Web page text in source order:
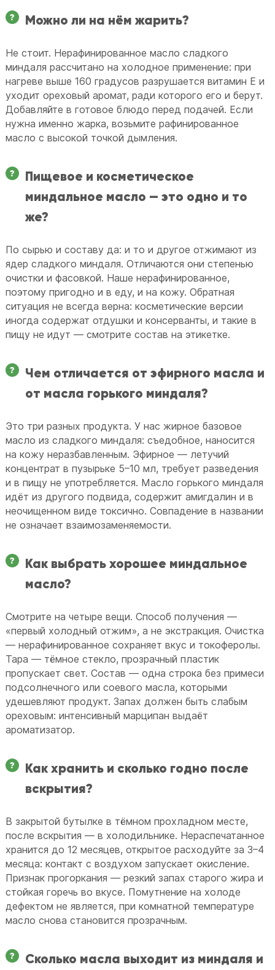
Можно ли на нём жарить?
Не стоит. Нерафинированное масло сладкого
миндаля рассчитано на холодное применение: при
нагреве выше 160 градусов разрушается витамин E и
уходит ореховый аромат, ради которого его и берут.
Добавляйте в готовое блюдо перед подачей. Если
нужна именно жарка, возьмите рафинированное
масло с высокой точкой дымления.
Пищевое и косметическое
миндальное масло — это одно и то
же?
По сырью и составу да: и то и другое отжимают из
ядер сладкого миндаля. Отличаются они степенью
очистки и фасовкой. Наше нерафинированное,
поэтому пригодно и в еду, и на кожу. Обратная
ситуация не всегда верна: косметические версии
иногда содержат отдушки и консерванты, и такие в
пищу не идут — смотрите состав на этикетке.
Чем отличается от эфирного масла и
от масла горького миндаля?
Это три разных продукта. У нас жирное базовое
масло из сладкого миндаля: съедобное, наносится
на кожу неразбавленным. Эфирное — летучий
концентрат в пузырьке 5–10 мл, требует разведения
и в пищу не употребляется. Масло горького миндаля
идёт из другого подвида, содержит амигдалин и в
неочищенном виде токсично. Совпадение в названии
не означает взаимозаменяемости.
Как выбрать хорошее миндальное
масло?
Смотрите на четыре вещи. Способ получения —
«первый холодный отжим», а не экстракция. Очистка
— нерафинированное сохраняет вкус и токоферолы.
Тара — тёмное стекло, прозрачный пластик
пропускает свет. Состав — одна строка без примеси
подсолнечного или соевого масла, которыми
удешевляют продукт. Запах должен быть слабым
ореховым: интенсивный марципан выдаёт
ароматизатор.
Как хранить и сколько годно после
вскрытия?
В закрытой бутылке в тёмном прохладном месте,
после вскрытия — в холодильнике. Нераспечатанное
хранится до 12 месяцев, открытое расходуйте за 3–4
месяца: контакт с воздухом запускает окисление.
Признак прогоркания — резкий запах старого жира и
стойкая горечь во вкусе. Помутнение на холоде
дефектом не является, при комнатной температуре
масло снова становится прозрачным.
Сколько масла выходит из миндаля и